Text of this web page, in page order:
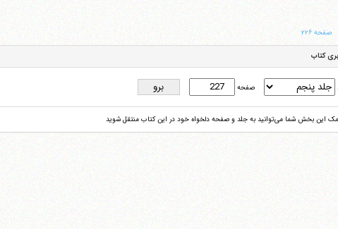
صفحه ۲۲۶
کتاب
صفحه
این بخش شما می‌توانید به جلد و صفحه دلخواه خود در این کتاب منتقل شوید